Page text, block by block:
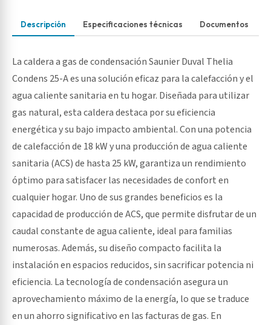
Descripción Especificaciones técnicas Documentos
La caldera a gas de condensación Saunier Duval Thelia
Condens 25-A es una solución eficaz para la calefacción y el
agua caliente sanitaria en tu hogar. Diseñada para utilizar
gas natural, esta caldera destaca por su eficiencia
energética y su bajo impacto ambiental. Con una potencia
de calefacción de 18 kW y una producción de agua caliente
sanitaria (ACS) de hasta 25 kW, garantiza un rendimiento
óptimo para satisfacer las necesidades de confort en
cualquier hogar. Uno de sus grandes beneficios es la
capacidad de producción de ACS, que permite disfrutar de un
caudal constante de agua caliente, ideal para familias
numerosas. Además, su diseño compacto facilita la
instalación en espacios reducidos, sin sacrificar potencia ni
eficiencia. La tecnología de condensación asegura un
aprovechamiento máximo de la energía, lo que se traduce
en un ahorro significativo en las facturas de gas. En